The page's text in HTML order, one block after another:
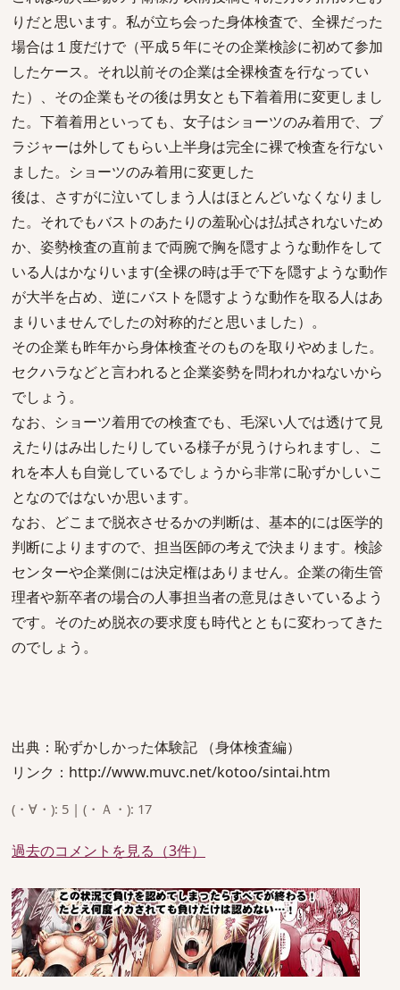
りだと思います。私が立ち会った身体検査で、全裸だった
場合は１度だけで（平成５年にその企業検診に初めて参加
したケース。それ以前その企業は全裸検査を行なってい
た）、その企業もその後は男女とも下着着用に変更しまし
た。下着着用といっても、女子はショーツのみ着用で、ブ
ラジャーは外してもらい上半身は完全に裸で検査を行ない
ました。ショーツのみ着用に変更した
後は、さすがに泣いてしまう人はほとんどいなくなりまし
た。それでもバストのあたりの羞恥心は払拭されないため
か、姿勢検査の直前まで両腕で胸を隠すような動作をして
いる人はかなりいます(全裸の時は手で下を隠すような動作
が大半を占め、逆にバストを隠すような動作を取る人はあ
まりいませんでしたの対称的だと思いました）。
その企業も昨年から身体検査そのものを取りやめました。
セクハラなどと言われると企業姿勢を問われかねないから
でしょう。
なお、ショーツ着用での検査でも、毛深い人では透けて見
えたりはみ出したりしている様子が見うけられますし、こ
れを本人も自覚しているでしょうから非常に恥ずかしいこ
となのではないか思います。
なお、どこまで脱衣させるかの判断は、基本的には医学的
判断によりますので、担当医師の考えで決まります。検診
センターや企業側には決定権はありません。企業の衛生管
理者や新卒者の場合の人事担当者の意見はきいているよう
です。そのため脱衣の要求度も時代とともに変わってきた
のでしょう。
出典：恥ずかしかった体験記 （身体検査編）
リンク：http://www.muvc.net/kotoo/sintai.htm
(・∀・): 5 | (・Ａ・): 17
過去のコメントを見る（3件）